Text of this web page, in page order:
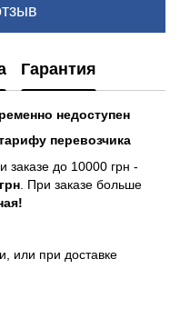
Гарантия
недоступен
перевозчика
заказе до 10000 грн -
. При заказе больше
или при доставке